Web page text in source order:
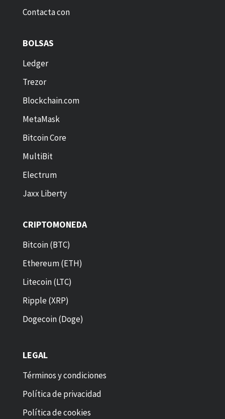
Contacta con
BOLSAS
Ledger
Trezor
Blockchain.com
MetaMask
Bitcoin Core
MultiBit
Electrum
Jaxx Liberty
CRIPTOMONEDA
Bitcoin (BTC)
Ethereum (ETH)
Litecoin (LTC)
Ripple (XRP)
Dogecoin (Doge)
LEGAL
Términos y condiciones
Política de privacidad
Política de cookies